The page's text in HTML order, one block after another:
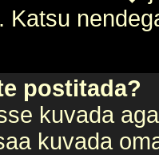
Katsu
postitada?
kuvada
kuvada